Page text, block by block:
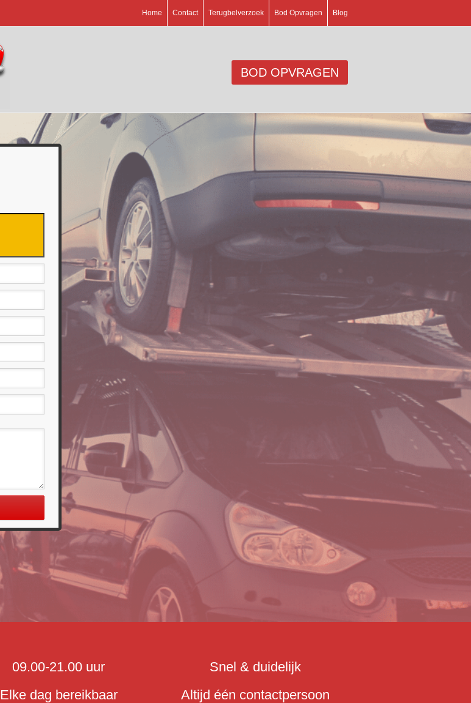
Home Contact Terugbelverzoek Bod Opvragen Blog
BOD OPVRAGEN
09.00-21.00 uur
Elke dag bereikbaar
Snel & duidelijk
Altijd één contactpersoon